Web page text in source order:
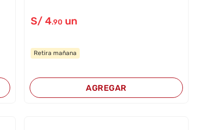
S/ 4.90 un
Retira mañana
AGREGAR